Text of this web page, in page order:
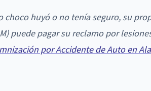
huyó o no tenía seguro, su
puede pagar su reclamo por
por Accidente de Auto en